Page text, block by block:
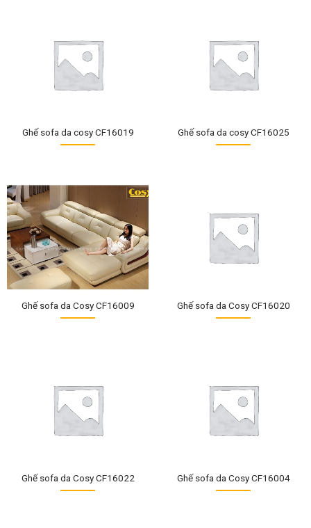
Ghế sofa da cosy CF16019 Ghế sofa da cosy CF16025
Ghế sofa da Cosy CF16009 Ghế sofa da Cosy CF16020
Ghế sofa da Cosy CF16022 Ghế sofa da Cosy CF16004